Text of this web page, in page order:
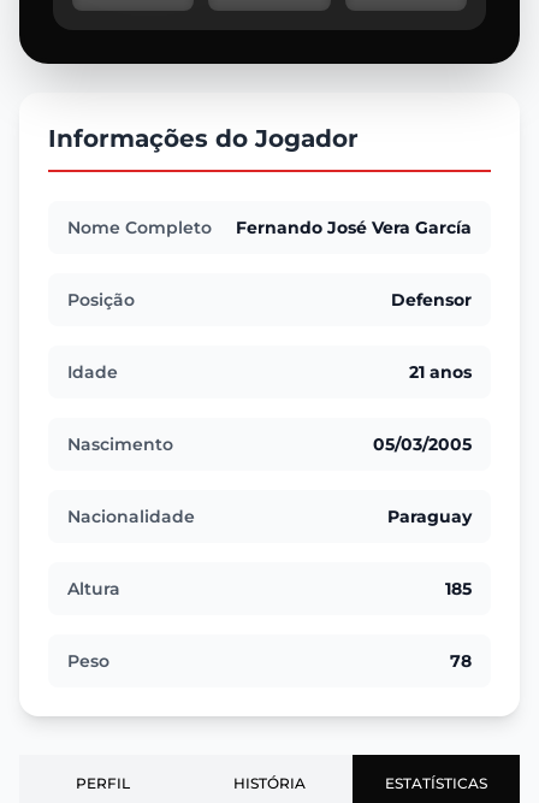
Informações do Jogador
Nome Completo Fernando José Vera García
Posição Defensor
Idade 21 anos
Nascimento 05/03/2005
Nacionalidade Paraguay
Altura 185
Peso 78
PERFIL HISTÓRIA ESTATÍSTICAS